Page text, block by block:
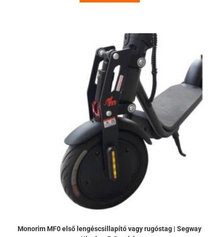
Monorim MF0 első lengéscsillapító vagy rugóstag | Segway